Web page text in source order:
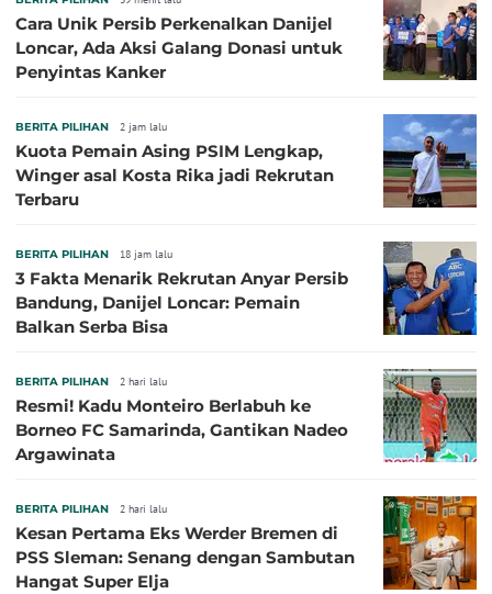
Cara Unik Persib Perkenalkan Danijel
Loncar, Ada Aksi Galang Donasi untuk
Penyintas Kanker
BERITA PILIHAN 2 jam lalu
Kuota Pemain Asing PSIM Lengkap,
Winger asal Kosta Rika jadi Rekrutan
Terbaru
BERITA PILIHAN 18 jam lalu
3 Fakta Menarik Rekrutan Anyar Persib
Bandung, Danijel Loncar: Pemain
Balkan Serba Bisa
BERITA PILIHAN 2 hari lalu
Resmi! Kadu Monteiro Berlabuh ke
Borneo FC Samarinda, Gantikan Nadeo
Argawinata
BERITA PILIHAN 2 hari lalu
Kesan Pertama Eks Werder Bremen di
PSS Sleman: Senang dengan Sambutan
Hangat Super Elja